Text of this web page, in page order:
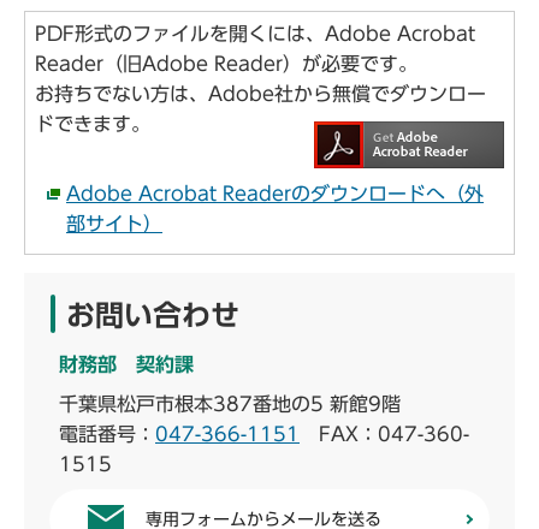
PDF形式のファイルを開くには、Adobe Acrobat
Reader（旧Adobe Reader）が必要です。
お持ちでない方は、Adobe社から無償でダウンロー
ドできます。
Adobe Acrobat Readerのダウンロードへ（外
部サイト）
お問い合わせ
財務部 契約課
千葉県松戸市根本387番地の5 新館9階
電話番号： 047-366-1151
FAX：047-360-
1515
専用フォームからメールを送る